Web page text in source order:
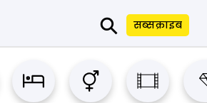
⚲ सब्सक्राइब